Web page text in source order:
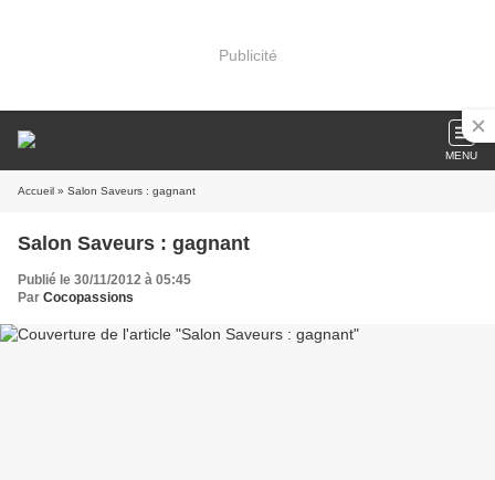
Publicité
MENU
Accueil » Salon Saveurs : gagnant
Salon Saveurs : gagnant
Publié le 30/11/2012 à 05:45
Par Cocopassions